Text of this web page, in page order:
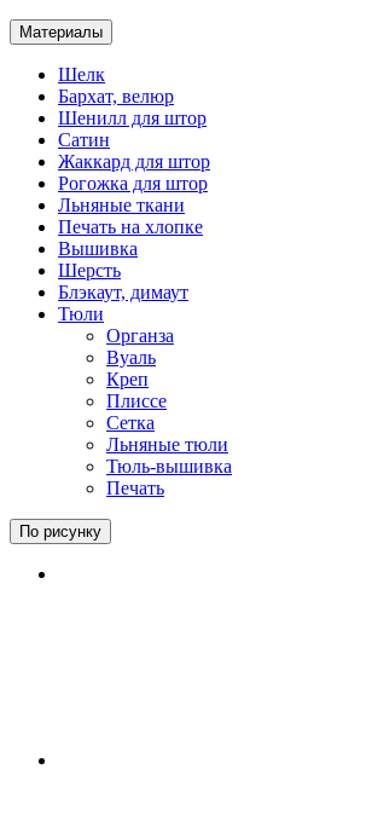
Материалы
Шелк
Бархат, велюр
Шенилл для штор
Сатин
Жаккард для штор
Рогожка для штор
Льняные ткани
Печать на хлопке
Вышивка
Шерсть
Блэкаут, димаут
Тюли
Органза
Вуаль
Креп
Плиссе
Сетка
Льняные тюли
Тюль-вышивка
Печать
По рисунку